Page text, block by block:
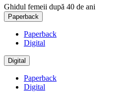
Ghidul femeii după 40 de ani
Paperback
Paperback
Digital
Digital
Paperback
Digital